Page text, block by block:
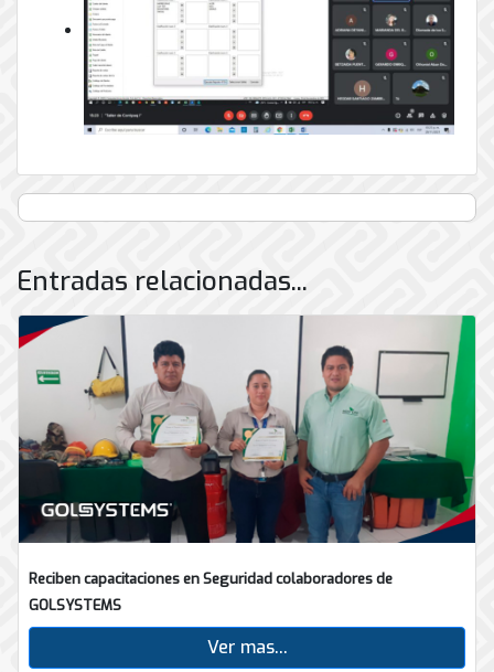
Entradas relacionadas...
Reciben capacitaciones en Seguridad colaboradores de
GOLSYSTEMS
Ver mas...